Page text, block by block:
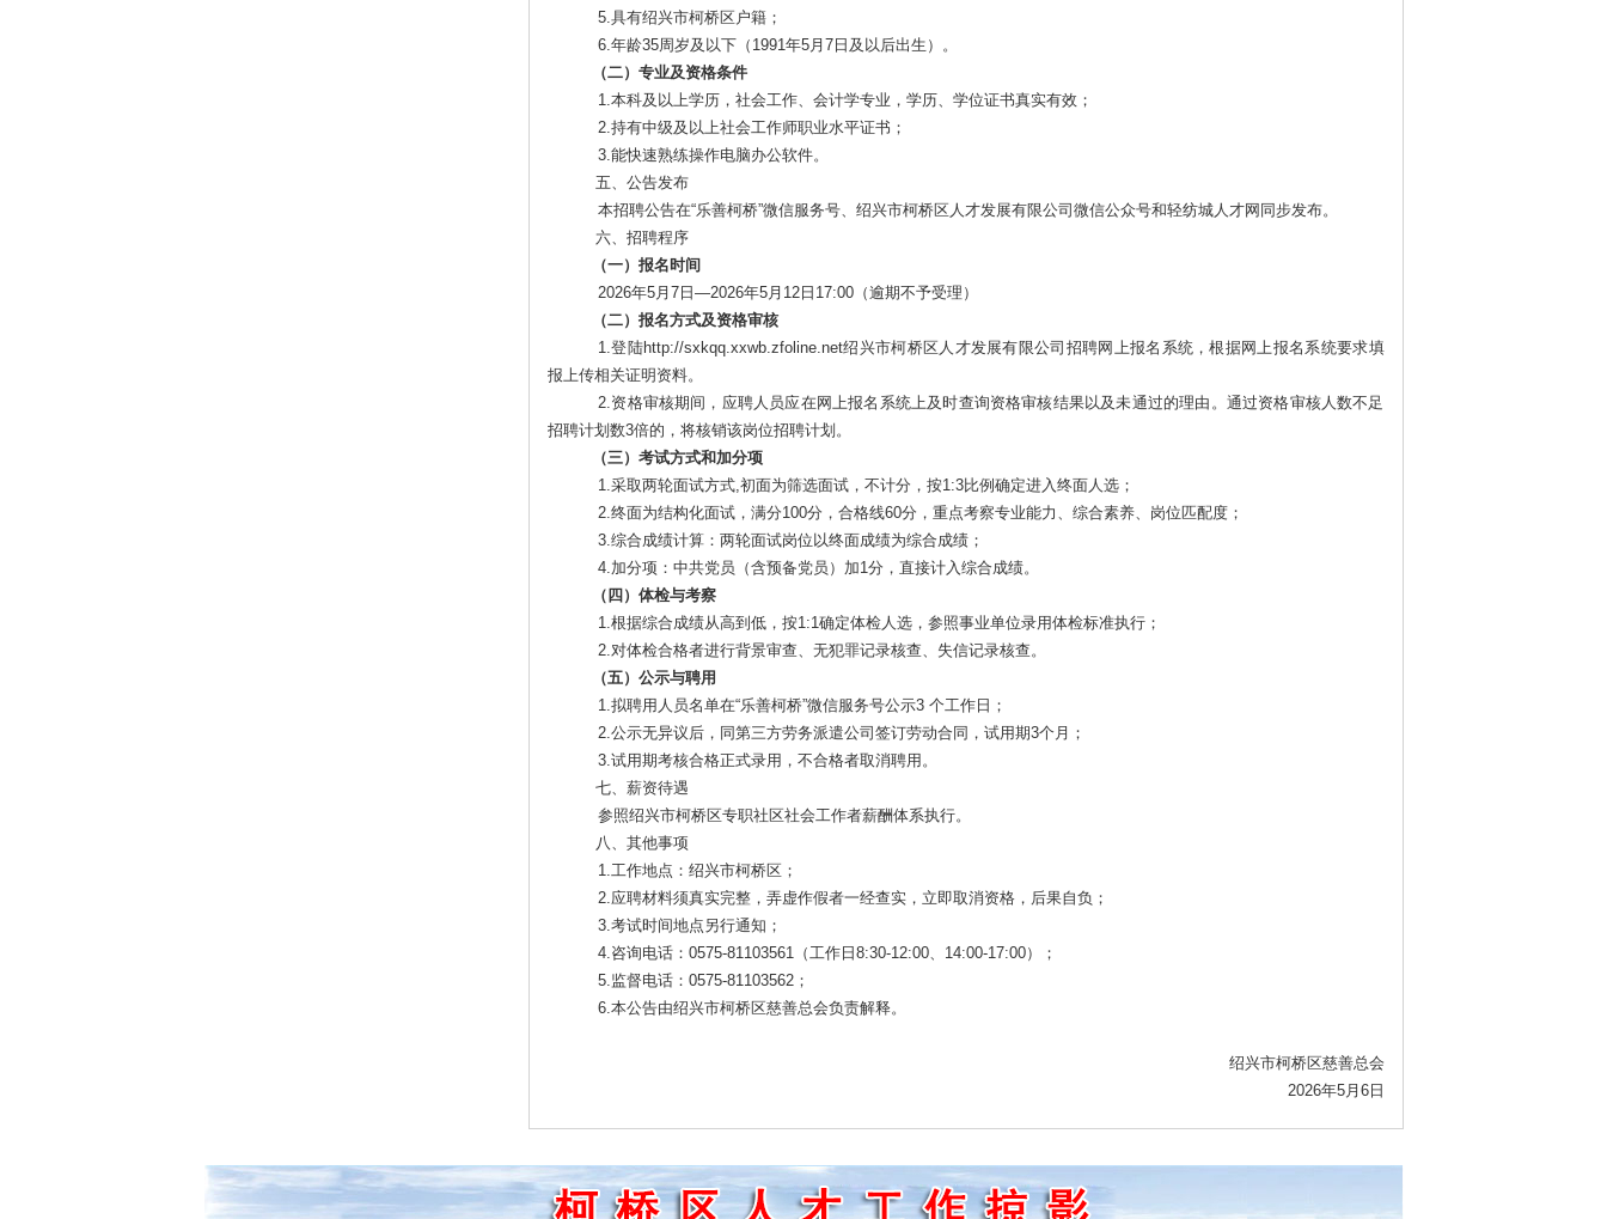
5.具有绍兴市柯桥区户籍；
6.年龄35周岁及以下（1991年5月7日及以后出生）。
（二）专业及资格条件
1.本科及以上学历，社会工作、会计学专业，学历、学位证书真实有效；
2.持有中级及以上社会工作师职业水平证书；
3.能快速熟练操作电脑办公软件。
五、公告发布
本招聘公告在“乐善柯桥”微信服务号、绍兴市柯桥区人才发展有限公司微信公众号和轻纺城人才网同步发布。
六、招聘程序
（一）报名时间
2026年5月7日—2026年5月12日17:00（逾期不予受理）
（二）报名方式及资格审核
1.登陆http://sxkqq.xxwb.zfoline.net绍兴市柯桥区人才发展有限公司招聘网上报名系统，根据网上报名系统要求填
报上传相关证明资料。
2.资格审核期间，应聘人员应在网上报名系统上及时查询资格审核结果以及未通过的理由。通过资格审核人数不足
招聘计划数3倍的，将核销该岗位招聘计划。
（三） 考试方式和加分项
1.采取两轮面试方式,初面为筛选面试，不计分，按1:3比例确定进入终面人选；
2.终面为结构化面试，满分100分，合格线60分，重点考察专业能力、综合素养、岗位匹配度 ；
3.综合成绩计算：两轮面试岗位以终面成绩为综合成绩；
4.加分项：中共党员（含预备党员）加1分 ，直接计入综合成绩。
（ 四 ）体检与考察
1.根据综合成绩从高到低，按1:1确定体检人选，参照事业单位录用体检标准执行；
2.对体检合格者进行背景审查、无犯罪记录核查、失信记录核查。
（五）公示与聘用
1.拟聘用人员名单在“乐善柯桥”微信服务号公示3 个工作日；
2.公示无异议后，同第三方劳务派遣公司签订劳动合同，试用期3个月；
3.试用期考核合格正式录用，不合格者取消聘用。
七、薪资待遇
参照绍兴市柯桥区专职社区社会工作者薪酬体系执行。
八、其他事项
1.工作地点：绍兴市柯桥区；
2.应聘材料须真实完整，弄虚作假者一经查实，立即取消资格，后果自负；
3.考试时间地点另行通知；
4.咨询电话：0575-81103561（工作日8:30-12:00、14:00-17:00）；
5.监督电话：0575-81103562；
6.本公告由绍兴市柯桥区慈善总会负责解释。
绍兴市柯桥区慈善总会
2026年5月6日